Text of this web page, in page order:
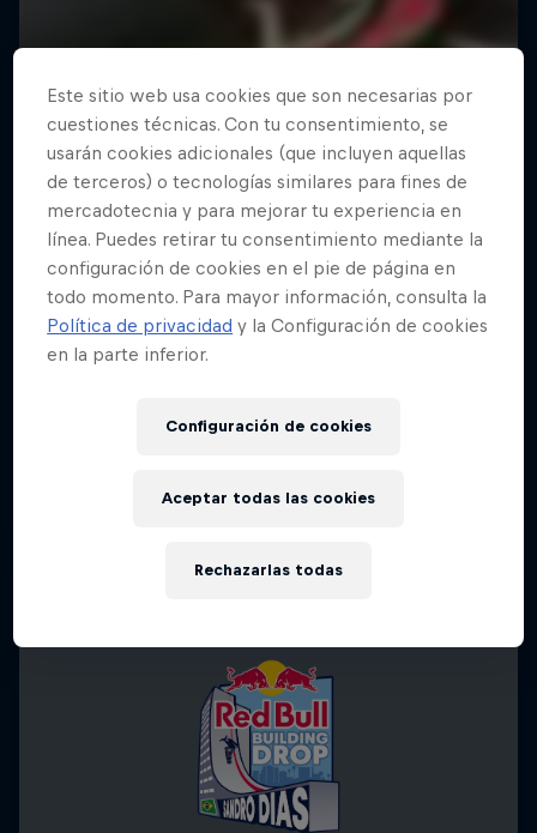
Este sitio web usa cookies que son necesarias por
cuestiones técnicas. Con tu consentimiento, se
usarán cookies adicionales (que incluyen aquellas
de terceros) o tecnologías similares para fines de
mercadotecnia y para mejorar tu experiencia en
línea. Puedes retirar tu consentimiento mediante la
configuración de cookies en el pie de página en
todo momento. Para mayor información, consulta la
Política de privacidad y la Configuración de cookies
en la parte inferior.
Configuración de cookies
Rechazarlas todas
Aceptar todas las cookies